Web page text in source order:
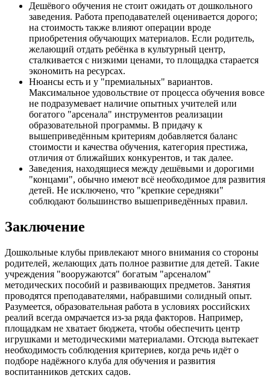
Дешёвого обучения не стоит ожидать от дошкольного
заведения. Работа преподавателей оценивается дорого;
на стоимость также влияют операции вроде
приобретения обучающих материалов. Если родитель,
желающий отдать ребёнка в культурный центр,
сталкивается с низкими ценами, то площадка старается
экономить на ресурсах.
Нюансы есть и у "премиальных" вариантов.
Максимальное удовольствие от процесса обучения вовсе
не подразумевает наличие опытных учителей или
богатого "арсенала" инструментов реализации
образовательной программы. В придачу к
вышеприведённым критериям добавляется баланс
стоимости и качества обучения, категория престижа,
отличия от ближайших конкурентов, и так далее.
Заведения, находящиеся между дешёвыми и дорогими
"концами", обычно имеют всё необходимое для развития
детей. Не исключено, что "крепкие середняки"
соблюдают большинство вышеприведённых правил.
Заключение
Дошкольные клубы привлекают много внимания со стороны
родителей, желающих дать полное развитие для детей. Такие
учреждения "вооружаются" богатым "арсеналом"
методических пособий и развивающих предметов. Занятия
проводятся преподавателями, набравшими солидный опыт.
Разумеется, образовательная работа в условиях российских
реалий всегда омрачается из-за ряда факторов. Например,
площадкам не хватает бюджета, чтобы обеспечить центр
игрушками и методическими материалами. Отсюда вытекает
необходимость соблюдения критериев, когда речь идёт о
подборе надёжного клуба для обучения и развития
воспитанников детских садов.